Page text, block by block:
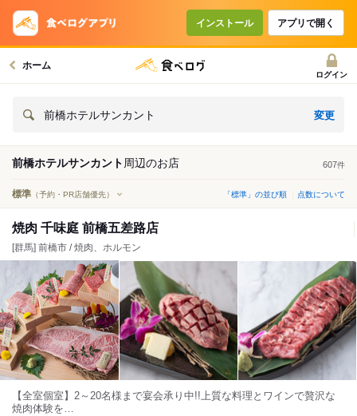
インストール アプリで開く
ホーム
ログイン
前橋ホテルサンカント 変更
前橋ホテルサンカント周辺のお店 607件
標準 （予約・PR店舗優先） 「標準」の並び順 点数について
焼肉 千味庭 前橋五差路店
[群馬] 前橋市 / 焼肉、ホルモン
【全室個室】2～20名様まで宴会承り中!!上質な料理とワインで贅沢な
焼肉体験を…